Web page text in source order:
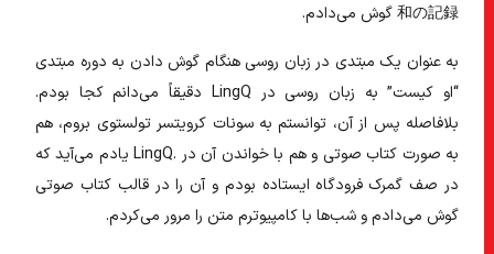
和の記録گوش می‌دادم.
به عنوان یک مبتدی در زبان روسی هنگام گوش دادن به دوره مبتدی
“او کیست” به زبان روسی در LingQ دقیقاً می‌دانم کجا بودم.
بلافاصله پس از آن، توانستم به سونات کرویتسر تولستوی بروم، هم
به صورت کتاب صوتی و هم با خواندن آن در .LingQ یادم می‌آید که
در صف گمرک فرودگاه ایستاده بودم و آن را در قالب کتاب صوتی
گوش می‌دادم و شب‌ها با کامپیوترم متن را مرور می‌کردم.